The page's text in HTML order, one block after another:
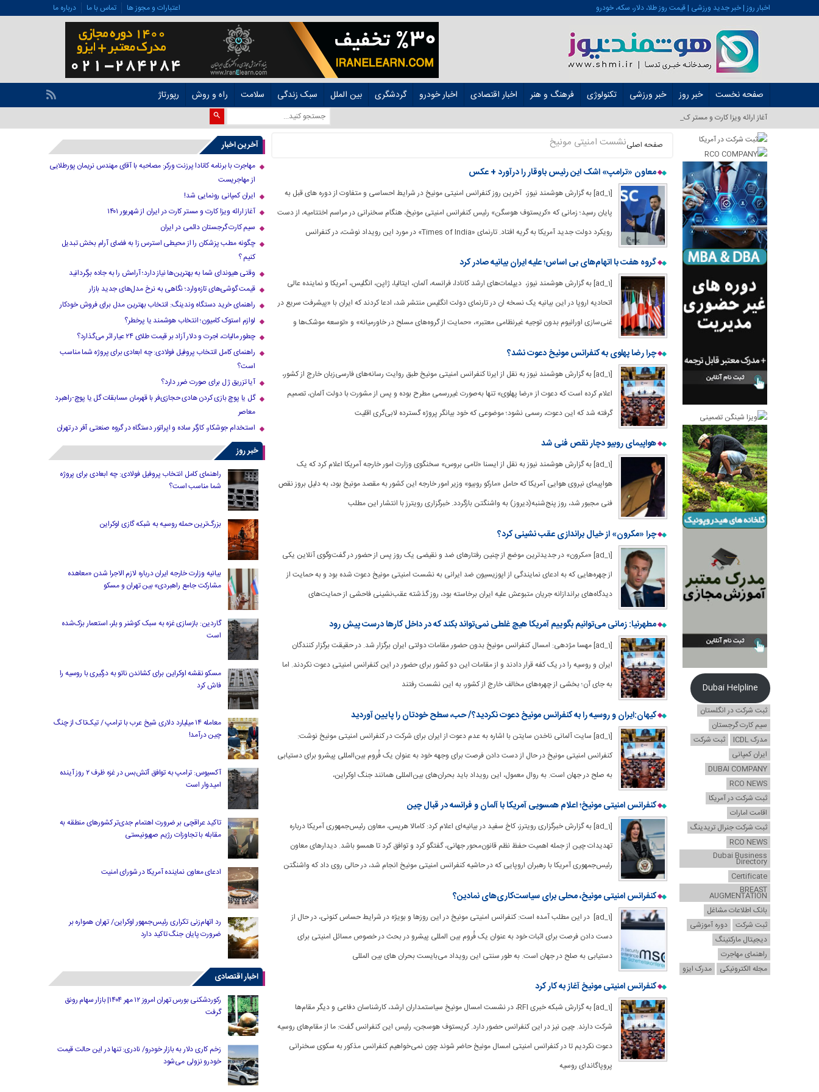
اخبار روز | خبر جدید ورزشی | قیمت روز طلا، دلار، سکه، خودرو اعتبارات و مجوز ها تماس با ما درباره ما
صفحه نخست خبر روز خبر ورزشی تکنولوژی فرهنگ و هنر اخبار اقتصادی اخبار خودرو گردشگری بین الملل سبک زندگی سلامت راه و روش رپورتاژ
آغاز ارائه ویزا کارت و مستر کارت در ا_
صفحه اصلینشست امنیتی مونیخ
معاون «ترامپ» اشک این رئیس باوقار را درآورد + عکس
[ad_1] به گزارش هوشمند نیوز، آخرین روز کنفرانس امنیتی مونیخ در شرایط احساسی و متفاوت از دوره های قبل به
پایان رسید؛ زمانی که «کریستوف هوسگن» رئیس کنفرانس امنیتی مونیخ، هنگام سخنرانی در مراسم اختتامیه، از دست
رویکرد دولت جدید آمریکا به گریه افتاد. تارنمای «Times of India» در مورد این رویداد نوشت، در کنفرانس
گروه هفت با اتهام‌های بی اساس؛ علیه ایران بیانیه صادر کرد
[ad_1] به گزارش هوشمند نیوز، دیپلمات‌های ارشد کانادا، فرانسه، آلمان، ایتالیا، ژاپن، انگلیس، آمریکا و نماینده عالی
اتحادیه اروپا در این بیانیه یک نسخه ان در تارنمای دولت انگلیس منتشر شد، ادعا کردند که ایران با «پیشرفت سریع در
غنی‌سازی اورانیوم بدون توجیه غیرنظامی معتبر»، «حمایت از گروه‌های مسلح در خاورمیانه» و «توسعه موشک‌ها و
چرا رضا پهلوی به کنفرانس مونیخ دعوت نشد؟
[ad_1] به گزارش هوشمند نیوز به نقل از ایرنا کنفرانس امنیتی مونیخ طبق روایت‌ رسانه‌های فارسی‌زبان خارج از کشور،
اعلام کرده است که دعوت از «رضا پهلوی» تنها به‌صورت غیررسمی مطرح بوده و پس از مشورت با دولت آلمان، تصمیم
گرفته شد که این دعوت، رسمی نشود؛ موضوعی که خود بیانگر پروژه گسترده لابی‌گری اقلیت
هواپیمای روبیو دچار نقص فنی شد
[ad_1] به گزارش هوشمند نیوز به نقل از ایسنا «تامی بروس» سخنگوی وزارت امور خارجه آمریکا اعلام کرد که یک
هواپیمای نیروی هوایی آمریکا که حامل «مارکو روبیو» وزیر امور خارجه این کشور به مقصد مونیخ بود، به دلیل بروز نقص
فنی مجبور شد، روز پنج‌شنبه(دیروز) به واشنگتن بازگردد. خبرگزاری رویترز با انتشار این مطلب
چرا «مکرون» از خیال براندازی عقب نشینی کرد؟
[ad_1] «مکرون» در جدیدترین موضع از چنین رفتارهای ضد و نقیضی یک روز پس از حضور در گفت‌وگوی آنلاین یکی
از چهره‌هایی که به ادعای نمایندگی از اپوزیسیون ضد ایرانی به نشست امنیتی مونیخ دعوت شده بود و به حمایت از
دیدگاه‌های براندازانه جریان متبوعش علیه ایران برخاسته بود، روز گذشته عقب‌نشینی فاحشی از حمایت‌های
مطهرنیا: زمانی می‌توانیم بگوییم آمریکا هیچ غلطی نمی‌تواند بکند که در داخل کارها درست پیش رود
[ad_1] مهسا مژدهی: امسال کنفرانس مونیخ بدون حضور مقامات دولتی ایران برگزار شد. در حقیقت برگزار کنندگان
ایران و روسیه را در یک کفه قرار دادند و از مقامات این دو کشور برای حضور در این کنفرانس امنیتی دعوت نکردند. اما
به جای آن؛ بخشی از چهره‌های مخالف خارج از کشور، به این نشست رفتند
کیهان:ایران و روسیه را به کنفرانس مونیخ دعوت نکردید؟/ حب، سطح خودتان را پایین آوردید
[ad_1] سایت آلمانی ناخدن سایتن با اشاره به عدم دعوت از ایران برای شرکت در کنفرانس امنیتی مونیخ نوشت:
کنفرانس امنیتی مونیخ در حال از دست دادن فرصت برای وجهه خود به عنوان یک فُروم بین‌المللی پیشرو برای دستیابی
به صلح در جهان است. به روال معمول، این رویداد باید بحران‌های بین‌المللی همانند جنگ اوکراین،
کنفرانس امنیتی مونیخ؛ اعلام همسویی آمریکا با آلمان و فرانسه در قبال چین
[ad_1] به گزارش خبرگزاری رویترز، کاخ سفید در بیانیه‌ای اعلام کرد: کامالا هریس، معاون رئیس‌جمهوری آمریکا درباره
تهدیدات چین از جمله اهمیت حفظ نظم قانون‌محور جهانی، گفتگو کرد و توافق کرد تا همسو باشد. دیدارهای معاون
رئیس‌جمهوری آمریکا با رهبران اروپایی که در حاشیه کنفرانس امنیتی مونیخ انجام شد، در حالی روی داد که واشنگتن
کنفرانس امنیتی مونیخ، محلی برای سیاست‌کاری‌های نمادین؟
[ad_1] در این مطلب آمده است: کنفرانس امنیتی مونیخ در این روزها و بویژه در شرایط حساس کنونی، در حال از
دست دادن فرصت برای اثبات خود به عنوان یک فُروم بین المللی پیشرو در بحث در خصوص مسائل امنیتی برای
دستیابی به صلح در جهان است. به طور سنتی این رویداد می‌بایست بحران های بین المللی
کنفرانس امنیتی مونیخ آغاز به کار کرد
[ad_1] به گزارش شبکه خبری RFI، در نشست امسال مونیخ سیاستمداران ارشد، کارشناسان دفاعی و دیگر مقام‌ها
شرکت دارند. چین نیز در این کنفرانس حضور دارد. کریستوف هوسجن، رئیس این کنفرانس گفت: ما از مقام‌های روسیه
دعوت نکردیم تا در کنفرانس امنیتی امسال مونیخ حاضر شوند چون نمی‌خواهیم کنفرانس مذکور به سکوی سخنرانی
پروپاگاندای روسیه
Dubai Helpline
ثبت شرکت در انگلستان
سیم کارت گرجستان
مدرک ICDL
ثبت شرکت
ایران کمپانی
DUBAI COMPANY
RCO NEWS
ثبت شرکت در آمریکا
اقامت امارات
ثبت شرکت جنرال تریدینگ
RCO NEWS
Dubai Business
Directory
Certificate
BREAST
AUGMENTATION
بانک اطلاعات مشاغل
ثبت شرکت
دوره آموزشی
دیجیتال مارکتینگ
راهنمای مهاجرت
مجله الکترونیکی
مدرک ایزو
آخرین اخبار
مهاجرت با برنامه کانادا پرزنت ورکر: مصاحبه با آقای مهندس نریمان پورطلایی
از مهاجریست
ایران کمپانی رونمایی شد!
آغاز ارائه ویزا کارت و مستر کارت در ایران از شهریور ۱۴۰۱
سیم کارت گرجستان دائمی در ایران
چگونه مطب پزشکان را از محیطی استرس زا به فضای آرام بخش تبدیل
کنیم ؟
وقتی هیوندای شما به بهترین‌ها نیاز دارد؛ آرامش را به جاده برگردانید
قیمت گوشی‌های تازه‌وارد؛ نگاهی به نرخ مدل‌های جدید بازار
راهنمای خرید دستگاه وندینگ: انتخاب بهترین مدل برای فروش خودکار
لوازم استوک کامیون؛ انتخاب هوشمند یا پرخطر؟
چطور مالیات، اجرت و دلار آزاد بر قیمت طلای ۲۴ عیار اثر می‌گذارد؟
راهنمای کامل انتخاب پروفیل فولادی: چه ابعادی برای پروژه شما مناسب
است؟
آیا تزریق ژل برای صورت ضرر دارد​؟
گل یا پوچ بازی کردن هادی حجازی‌فر با قهرمان مسابقات گل یا پوچ-راهبرد
معاصر
استخدام جوشکار، کارگر ساده و اپراتور دستگاه در گروه صنعتی آفر در تهران
خبر روز
راهنمای کامل انتخاب پروفیل فولادی: چه ابعادی برای پروژه
شما مناسب است؟
بزرگ‌ترین حمله روسیه به شبکه گازی اوکراین
بیانیه وزارت خارجه ایران درباره لازم‌ الاجرا شدن «معاهده
مشارکت جامع راهبردی» بین تهران و مسکو
گاردین: بازسازی غزه به سبک کوشنر و بلر، استعمار بزک‌شده
است
مسکو نقشه اوکراین برای کشاندن ناتو به درگیری با روسیه را
فاش کرد
معامله ۱۴ میلیارد دلاری شیخ عرب با ترامپ / تیک‌تاک از چنگ
چین درآمد!
آکسیوس: ترامپ به توافق آتش‌بس در غزه ظرف ۲ روز آینده
امیدوار است
تاکید عراقچی بر ضرورت اهتمام جدی‌تر کشورهای منطقه به
مقابله با تجاوزات رژیم صهیونیستی
ادعای معاون نماینده آمریکا در شورای امنیت
رد اتهام‌زنی تکراری رئیس‌جمهور اوکراین/ تهران همواره بر
ضرورت پایان جنگ تاکید دارد
اخبار اقتصادی
رکوردشکنی بورس تهران امروز ۱۲ مهر ۱۴۰۴| بازار سهام رونق
گرفت
زخم کاری دلار به بازار خودرو/ نادری: تنها در این حالت قیمت
خودرو نزولی می‌شود